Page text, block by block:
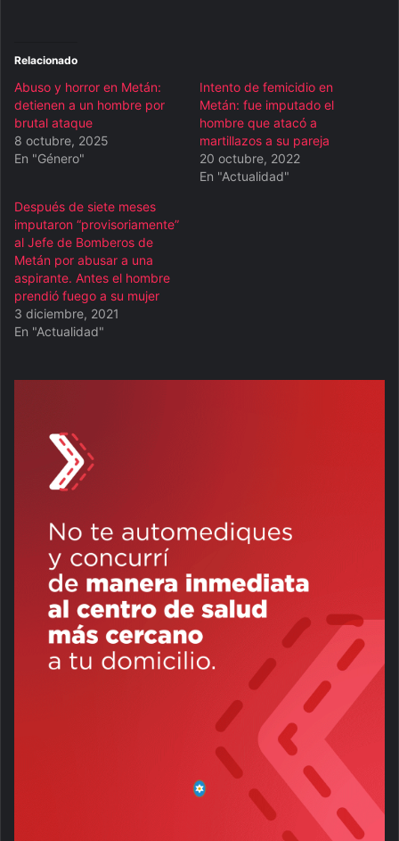
Relacionado
Abuso y horror en Metán:
detienen a un hombre por
brutal ataque
8 octubre, 2025
En "Género"
Intento de femicidio en
Metán: fue imputado el
hombre que atacó a
martillazos a su pareja
20 octubre, 2022
En "Actualidad"
Después de siete meses
imputaron “provisoriamente”
al Jefe de Bomberos de
Metán por abusar a una
aspirante. Antes el hombre
prendió fuego a su mujer
3 diciembre, 2021
En "Actualidad"